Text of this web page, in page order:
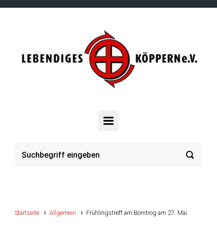
Zum Hauptinhalt springen
Startseite Allgemein Frühlingstreff am Borntrog am 27. Mai